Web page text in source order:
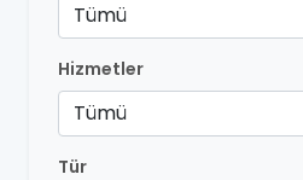
Tümü
Hizmetler
Tümü
Tür